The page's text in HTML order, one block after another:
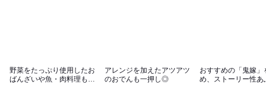
野菜をたっぷり使用したお
ばんざいや魚・肉料理も充
アレンジを加えたアツアツ
のおでんも一押し◎
おすすめの「鬼嫁」
め、ストーリー性あ